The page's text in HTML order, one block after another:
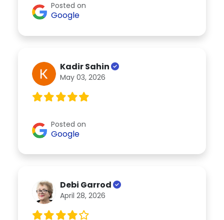
Posted on
Google
Kadir Sahin
May 03, 2026
Posted on
Google
Debi Garrod
April 28, 2026